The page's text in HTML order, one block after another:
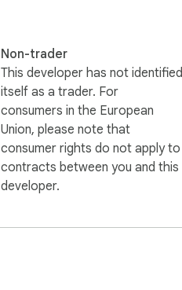
Non-trader
This developer has not identified
itself as a trader. For
consumers in the European
Union, please note that
consumer rights do not apply to
contracts between you and this
developer.